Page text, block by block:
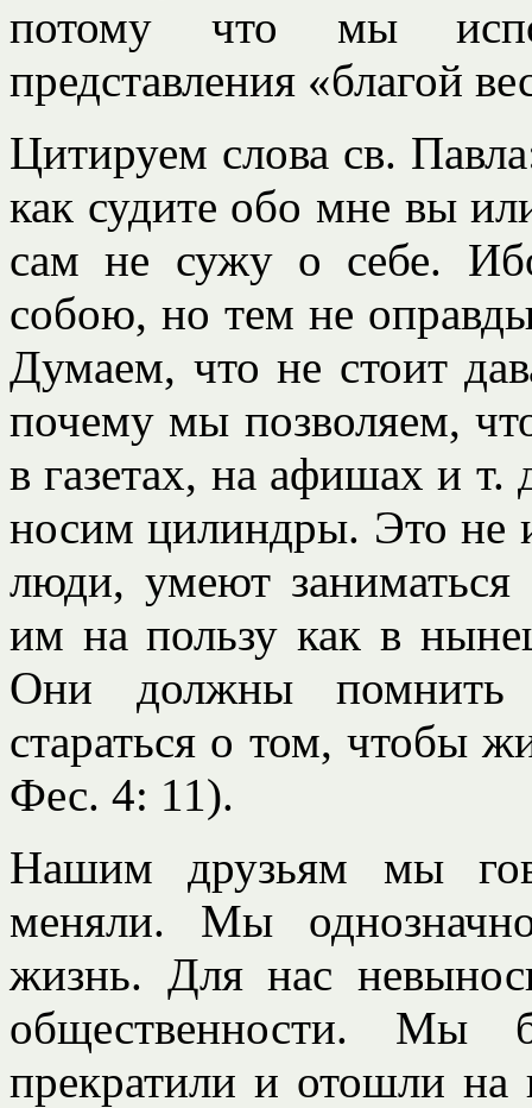
потому что мы
представления «благой
Цитируем слова св.
как судите обо мне вы
сам не сужу о себе.
собою, но тем не
Думаем, что не стоит
почему мы позволяем,
в газетах, на афишах и
носим цилиндры. Это не
люди, умеют
им на пользу как в
Они должны помнить
стараться о том, чтобы
Фес. 4: 11).
Нашим друзьям мы
меняли. Мы
жизнь. Для нас
общественности. Мы
прекратили и отошли